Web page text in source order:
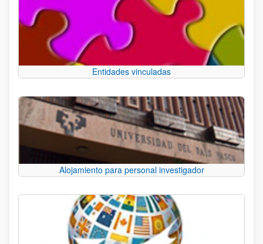
Entidades vinculadas
Alojamiento para personal investigador